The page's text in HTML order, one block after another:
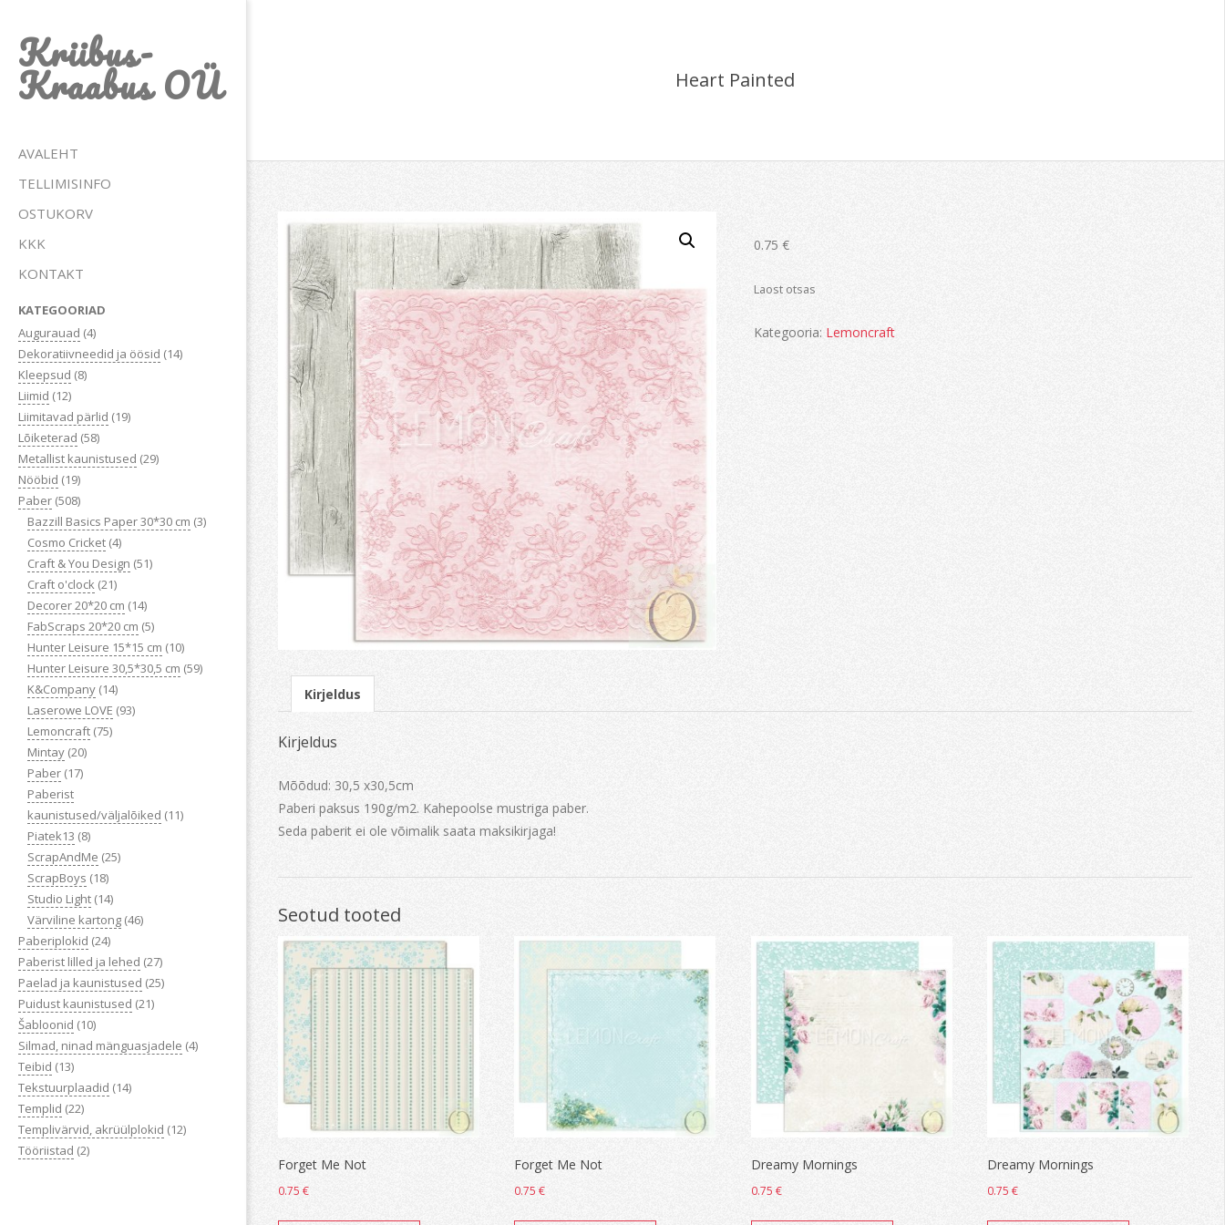
content
Kriibus-
Kraabus OÜ
Primary
Menu
AVALEHT
TELLIMISINFO
OSTUKORV
KKK
KONTAKT
KATEGOORIAD
Augurauad (4)
Dekoratiivneedid ja öösid (14)
Kleepsud (8)
Liimid (12)
Liimitavad pärlid (19)
Lõiketerad (58)
Metallist kaunistused (29)
Nööbid (19)
Paber (508)
Bazzill Basics Paper 30*30 cm (3)
Cosmo Cricket (4)
Craft & You Design (51)
Craft o'clock (21)
Decorer 20*20 cm (14)
FabScraps 20*20 cm (5)
Hunter Leisure 15*15 cm (10)
Hunter Leisure 30,5*30,5 cm (59)
K&Company (14)
Laserowe LOVE (93)
Lemoncraft (75)
Mintay (20)
Paber (17)
Paberist
kaunistused/väljalõiked (11)
Piatek13 (8)
ScrapAndMe (25)
ScrapBoys (18)
Studio Light (14)
Värviline kartong (46)
Paberiplokid (24)
Paberist lilled ja lehed (27)
Paelad ja kaunistused (25)
Puidust kaunistused (21)
Šabloonid (10)
Silmad, ninad mänguasjadele (4)
Teibid (13)
Tekstuurplaadid (14)
Templid (22)
Templivärvid, akrüülplokid (12)
Tööriistad (2)
Heart Painted
0.75 €
Laost otsas
Kategooria: Lemoncraft
Kirjeldus
Kirjeldus
Mõõdud: 30,5 x30,5cm
Paberi paksus 190g/m2. Kahepoolse mustriga paber.
Seda paberit ei ole võimalik saata maksikirjaga!
Seotud tooted
Forget Me Not
0.75 €
Forget Me Not
0.75€
Dreamy Mornings
0.75 €
Dreamy Mornings
0.75 €